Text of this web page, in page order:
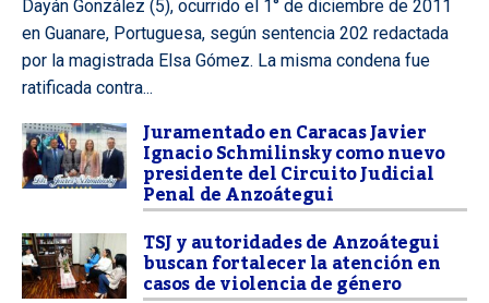
Dayán González (5), ocurrido el 1° de diciembre de 2011
en Guanare, Portuguesa, según sentencia 202 redactada
por la magistrada Elsa Gómez. La misma condena fue
ratificada contra...
Juramentado en Caracas Javier
Ignacio Schmilinsky como nuevo
presidente del Circuito Judicial
Penal de Anzoátegui
TSJ y autoridades de Anzoátegui
buscan fortalecer la atención en
casos de violencia de género